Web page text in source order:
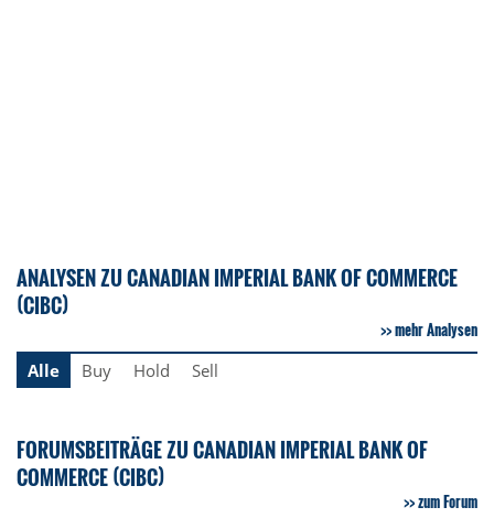
ANALYSEN ZU CANADIAN IMPERIAL BANK OF COMMERCE
(CIBC)
mehr Analysen
Alle
Buy Hold Sell
FORUMSBEITRÄGE ZU CANADIAN IMPERIAL BANK OF
COMMERCE (CIBC)
zum Forum